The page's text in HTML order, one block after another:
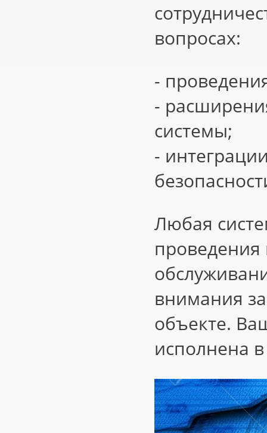
вопросах:
-
-
системы;
-
Любая
проведения
внимания
объекте.
исполнена